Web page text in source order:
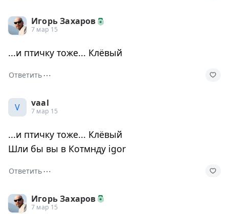
Игорь Захаров
7 мар 15
...и птичку тоже... Клёвый
Ответить⋯
V vaal
7 мар 15
...и птичку тоже... Клёвый
Шли бы вы в Котмнду igor
Ответить⋯
Игорь Захаров
7 мар 15